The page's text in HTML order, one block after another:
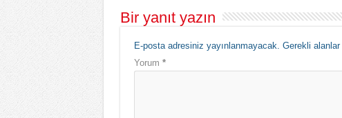
Bir yanıt yazın
E-posta adresiniz yayınlanmayacak. Gerekli alanlar
Yorum *